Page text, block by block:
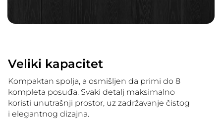
Veliki kapacitet
Kompaktan spolja, a osmišljen da primi do 8
kompleta posuđa. Svaki detalj maksimalno
koristi unutrašnji prostor, uz zadržavanje čistog
i elegantnog dizajna.